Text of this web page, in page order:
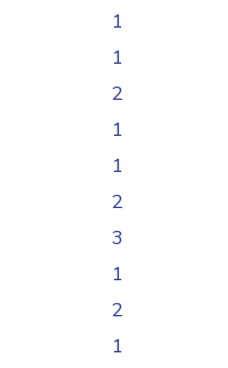
1
1
2
1
1
2
3
1
2
1